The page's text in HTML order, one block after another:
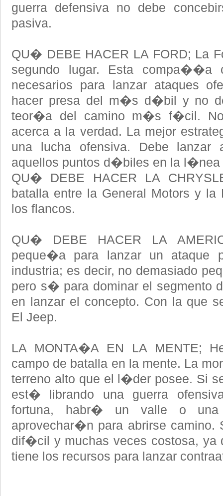
guerra defensiva no debe
pasiva.
QU� DEBE HACER LA FORD; La
segundo lugar. Esta compa��a
necesarios para lanzar ataques
hacer presa del m�s d�bil y no
teor�a del camino m�s f�cil.
acerca a la verdad. La mejor
una lucha ofensiva. Debe lanzar
aquellos puntos d�biles en la l�nea
QU� DEBE HACER LA
batalla entre la General Motors y la
los flancos.
QU� DEBE HACER LA
peque�a para lanzar un ataque
industria; es decir, no demasiado
pero s� para dominar el segmento
en lanzar el concepto. Con la que
El Jeep.
LA MONTA�A EN LA MENTE;
campo de batalla en la mente. La
terreno alto que el l�der posee. Si
est� librando una guerra
fortuna, habr� un valle o
aprovechar�n para abrirse camino.
dif�cil y muchas veces costosa,
tiene los recursos para lanzar